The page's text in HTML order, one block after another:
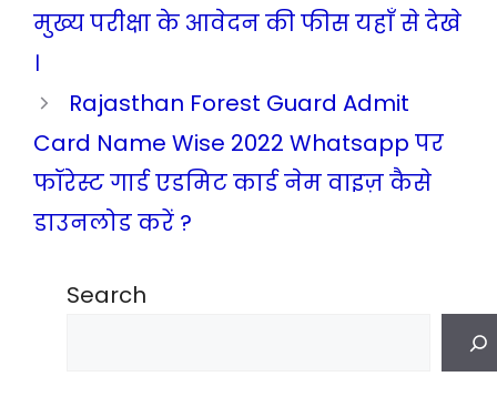
मुख्य परीक्षा के आवेदन की फीस यहाँ से देखे
।
Rajasthan Forest Guard Admit
Card Name Wise 2022 Whatsapp पर
फॉरेस्ट गार्ड एडमिट कार्ड नेम वाइज़ कैसे
डाउनलोड करें ?
Search